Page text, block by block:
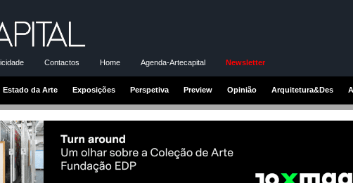
Contactos Home Agenda-Artecapital Newsletter
Estado da Arte Exposições Perspetiva Preview Opinião Arquitetura&Des